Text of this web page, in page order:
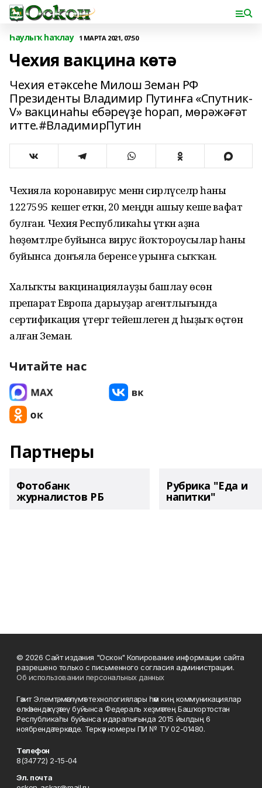
Һаулыҡ һаҡлау 1 МАРТА 2021, 07:50
Чехия вакцина көтә
Чехия етәксеһе Милош Земан РФ
Президенты Владимир Путинға «Спутник-
V» вакцинаһы ебәреүҙе һорап, мөрәжәғәт
итте.#ВладимирПутин
Чехияла коронавирус менән сирләүселәр һаны
1227595 кешегә еткән, 20 меңдән ашыу кеше вафат
булған. Чехия Республикаһы үткән аҙна
һөҙөмтәләре буйынса вирус йоҡтороусылар һаны
буйынса донъяла беренсе урынға сыҡҡан.
Халыҡты вакцинациялауҙы башлау өсөн
препарат Европа дарыуҙар агентлығында
сертификация үтергә тейешлеген дә һыҙыҡ өҫтөнә
алған Земан.
Читайте нас
Партнеры
Фотобанк
журналистов РБ
Рубрика "Еда и
напитки"
© 2026 Сайт издания "Оскон" Копирование информации сайта
разрешено только с письменного согласия администрации.
Об использовании персональных данных
Гәзит Элемтә, мәғлүмәт технологиялары һәм киң коммуникациялар
өлкәһендә күҙәтеү буйынса Федераль хеҙмәттең Башҡортостан
Республикаһы буйынса идаралығында 2015 йылдың 6
ноябрендә теркәлде. Теркәү номеры ПИ № ТУ 02-01480.
Телефон
8(34772) 2-15-04
Эл. почта